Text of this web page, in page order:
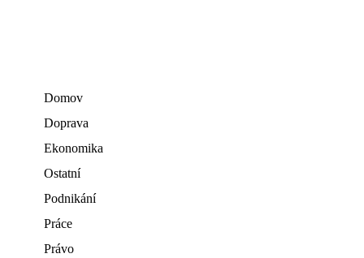
Domov
Doprava
Ekonomika
Ostatní
Podnikání
Práce
Právo